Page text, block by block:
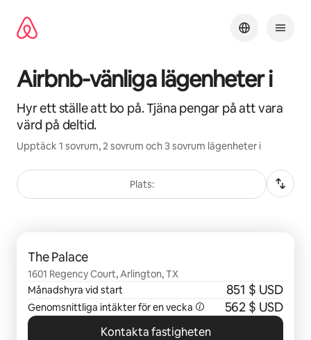
innehåll
Airbnb-vänliga lägenheter i
Hyr ett ställe att bo på. Tjäna pengar på att vara
värd på deltid.
Upptäck 1 sovrum, 2 sovrum och 3 sovrum lägenheter i
Plats:
The Palace
1601 Regency Court, Arlington, TX
Månadshyra vid start
851 $ USD
Genomsnittliga intäkter för en vecka 562 $ USD
Kontakta fastigheten